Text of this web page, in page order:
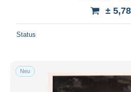
±
Status
Neu